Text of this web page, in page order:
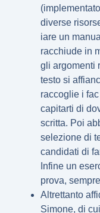
diverse
iare un
racchiude in
gli argomenti
testo si
raccoglie i
capitarti di
scritta. Poi
selezione di
candidati di
Infine un
prova,
Altrettanto
Simone, di